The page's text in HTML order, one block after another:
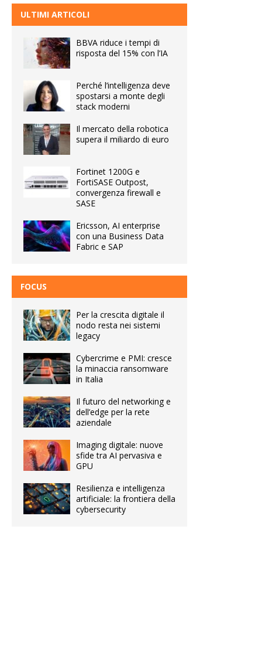
ULTIMI ARTICOLI
BBVA riduce i tempi di
risposta del 15% con l’IA
Perché l’intelligenza deve
spostarsi a monte degli
stack moderni
Il mercato della robotica
supera il miliardo di euro
Fortinet 1200G e
FortiSASE Outpost,
convergenza firewall e
SASE
Ericsson, AI enterprise
con una Business Data
Fabric e SAP
FOCUS
Per la crescita digitale il
nodo resta nei sistemi
legacy
Cybercrime e PMI: cresce
la minaccia ransomware
in Italia
Il futuro del networking e
dell’edge per la rete
aziendale
Imaging digitale: nuove
sfide tra AI pervasiva e
GPU
Resilienza e intelligenza
artificiale: la frontiera della
cybersecurity